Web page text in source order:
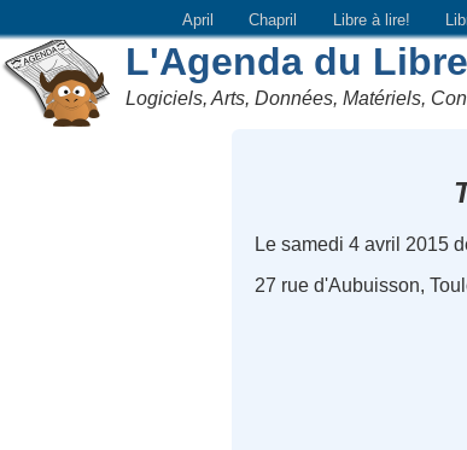
April Chapril Libre à lire!
L'Agenda du Libre
Logiciels, Arts, Données, Matériels,
Le samedi 4 avril 2015
27 rue d'Aubuisson,